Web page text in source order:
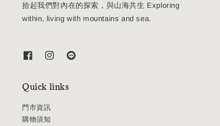
拾起我們對內在的探索，與山海共生 Exploring
within, living with mountains and sea.
Quick links
門市資訊
購物須知